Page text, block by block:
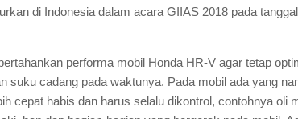
di Indonesia dalam acara GIIAS 2018 pada
performa mobil Honda HR-V agar tetap
suku cadang pada waktunya. Pada mobil ada yang
cepat habis dan harus selalu dikontrol, contohnya oli